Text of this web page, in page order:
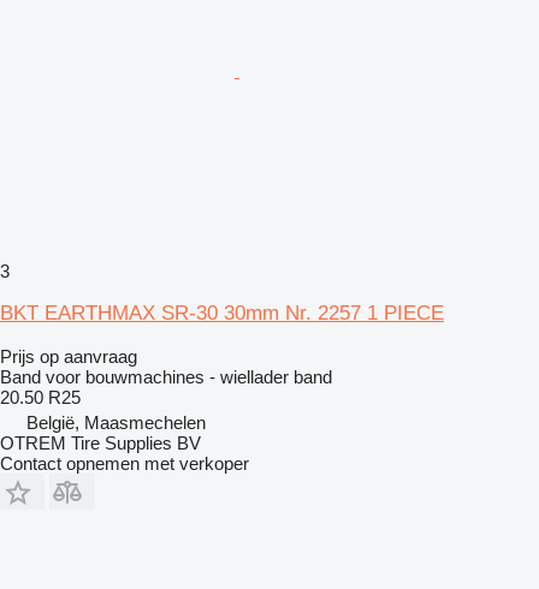
3
BKT EARTHMAX SR-30 30mm Nr. 2257 1 PIECE
Prijs op aanvraag
Band voor bouwmachines - wiellader band
20.50 R25
België, Maasmechelen
OTREM Tire Supplies BV
Contact opnemen met verkoper